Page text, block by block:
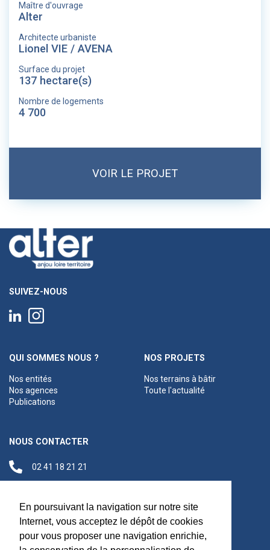
En poursuivant la navigation sur notre site
Internet, vous acceptez le dépôt de cookies
pour vous proposer une navigation enrichie,
Maître d'ouvrage
Alter
Architecte urbaniste
Lionel VIE / AVENA
Surface du projet
137 hectare(s)
Nombre de logements
4 700
VOIR LE PROJET
SUIVEZ-NOUS
QUI SOMMES NOUS ?
Nos entités
Nos agences
Publications
NOS PROJETS
Nos terrains à bâtir
Toute l'actualité
NOUS CONTACTER
02 41 18 21 21
Siège social
Maréchal Foch,
49100 Angers